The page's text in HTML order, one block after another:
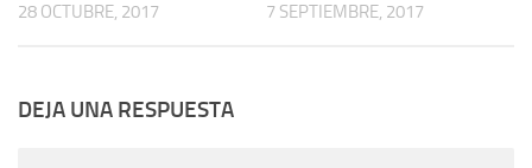
28 OCTUBRE, 2017 7 SEPTIEMBRE, 2017
DEJA UNA RESPUESTA